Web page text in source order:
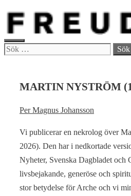
Hoppa
innehåll
MENY
Sök
MARTIN NYSTRÖM
Per Magnus Johansson
Vi publicerar en nekrolog över
2026). Den har i nedkortade
Nyheter, Svenska Dagbladet och
livsbejakande, generöse och
stor betydelse för Arche och vi